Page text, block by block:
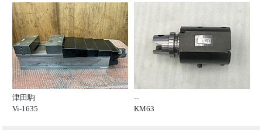
津田駒
Vi-1635
--
KM63